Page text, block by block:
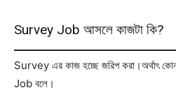
Survey Job আসলে কাজটা কি?
Survey এর কাজ হচ্ছে জরিপ করা।অর্থাৎ
Job বলে।